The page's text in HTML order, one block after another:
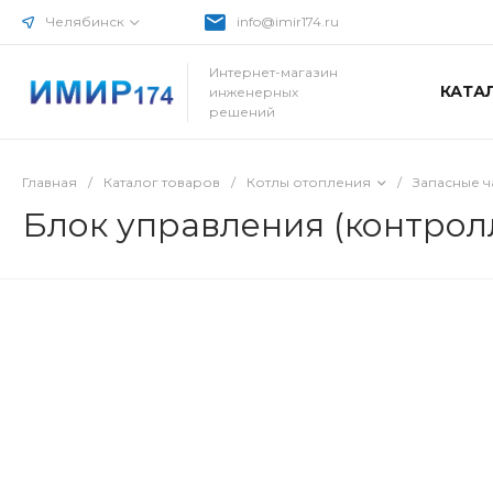
Челябинск info@imir174.ru
Интернет-магазин
инженерных
решений
Главная / Каталог товаров / Котлы отопления / Запасные
Блок управления